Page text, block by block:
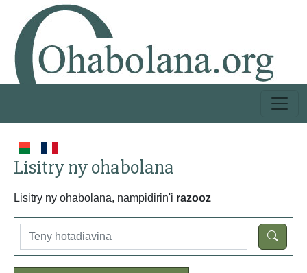
Lisitry ny ohabolana
Lisitry ny ohabolana, nampidirin'i razooz